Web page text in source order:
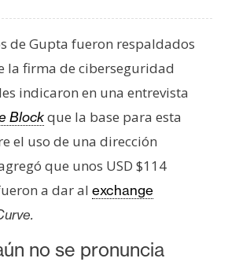
de Gupta fueron respaldados
la firma de ciberseguridad
indicaron en una entrevista
Blockque la base para esta
el uso de una dirección
que unos USD $114
a dar al exchange
no se pronuncia